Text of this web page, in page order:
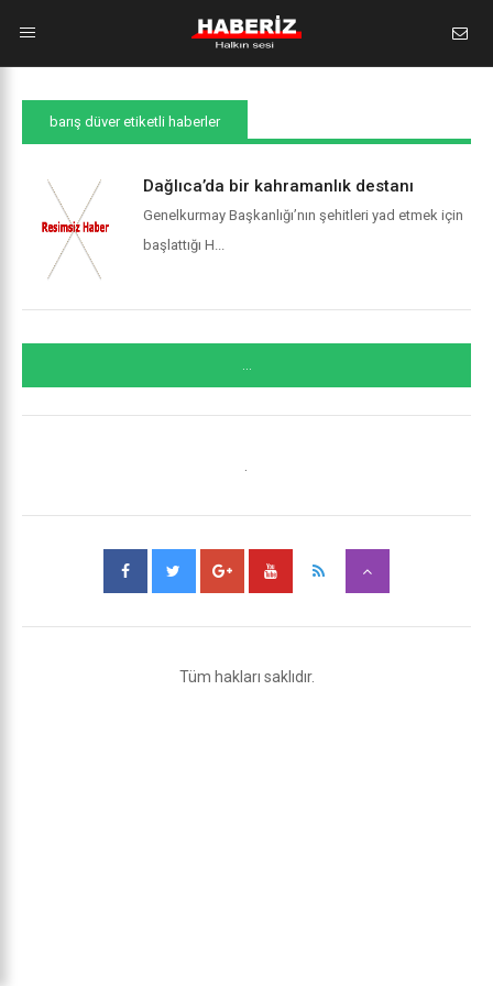
barış düver etiketli haberler
Dağlıca’da bir kahramanlık destanı
Genelkurmay Başkanlığı’nın şehitleri yad etmek için
başlattığı H...
...
Tüm hakları saklıdır.